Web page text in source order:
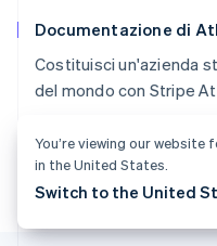
Documentazione di
Costituisci un'azienda
del mondo con Stripe
Slovenia
Spagna
Español English
EnglishEspañol简体中文
Svezia
Svizzera
You’re viewing our website
in the United States.
Switch to the United